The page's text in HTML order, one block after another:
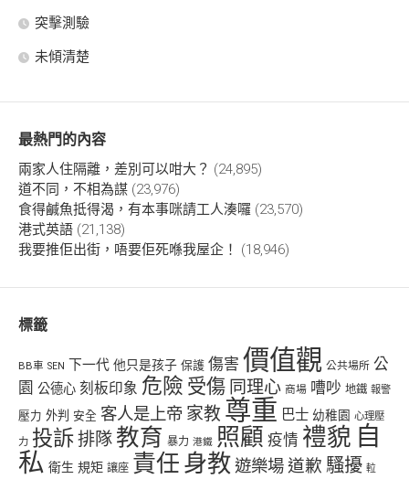
突擊測驗
未傾清楚
最熱門的內容
兩家人住隔離，差別可以咁大？ (24,895)
道不同，不相為謀 (23,976)
食得鹹魚抵得渴，有本事咪請工人湊囉 (23,570)
港式英語 (21,138)
我要推佢出街，唔要佢死喺我屋企！
(18,946)
標籤
BB車 SEN 下一代 他只是孩子 保護 傷害 價值觀 公共場所 公
園 公德心 刻板印象 危險 受傷 同理心 商場 嘈吵 地鐵 報警
壓力 外判 安全 客人是上帝 家教 尊重 巴士 幼稚園 心理壓
力 投訴排隊 教育 暴力 港鐵 照顧 疫情 禮貌 自
私 衛生 規矩 讓座 責任 身教遊樂場道歉 騷擾 𨋢